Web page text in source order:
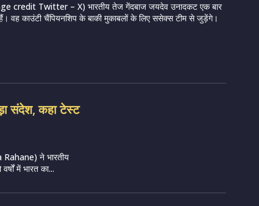
credit Twitter – X) भारतीय तेज गेंदबाज जयदेव उनादकट एक बार
हैं। वह काउंटी चैंपियनशिप के बाकी मुकाबलों के लिए ससेक्स टीम से जुड़ेंगे।
संदेश, कहा टेस्ट
Rahane) ने भारतीय
में भारत का...